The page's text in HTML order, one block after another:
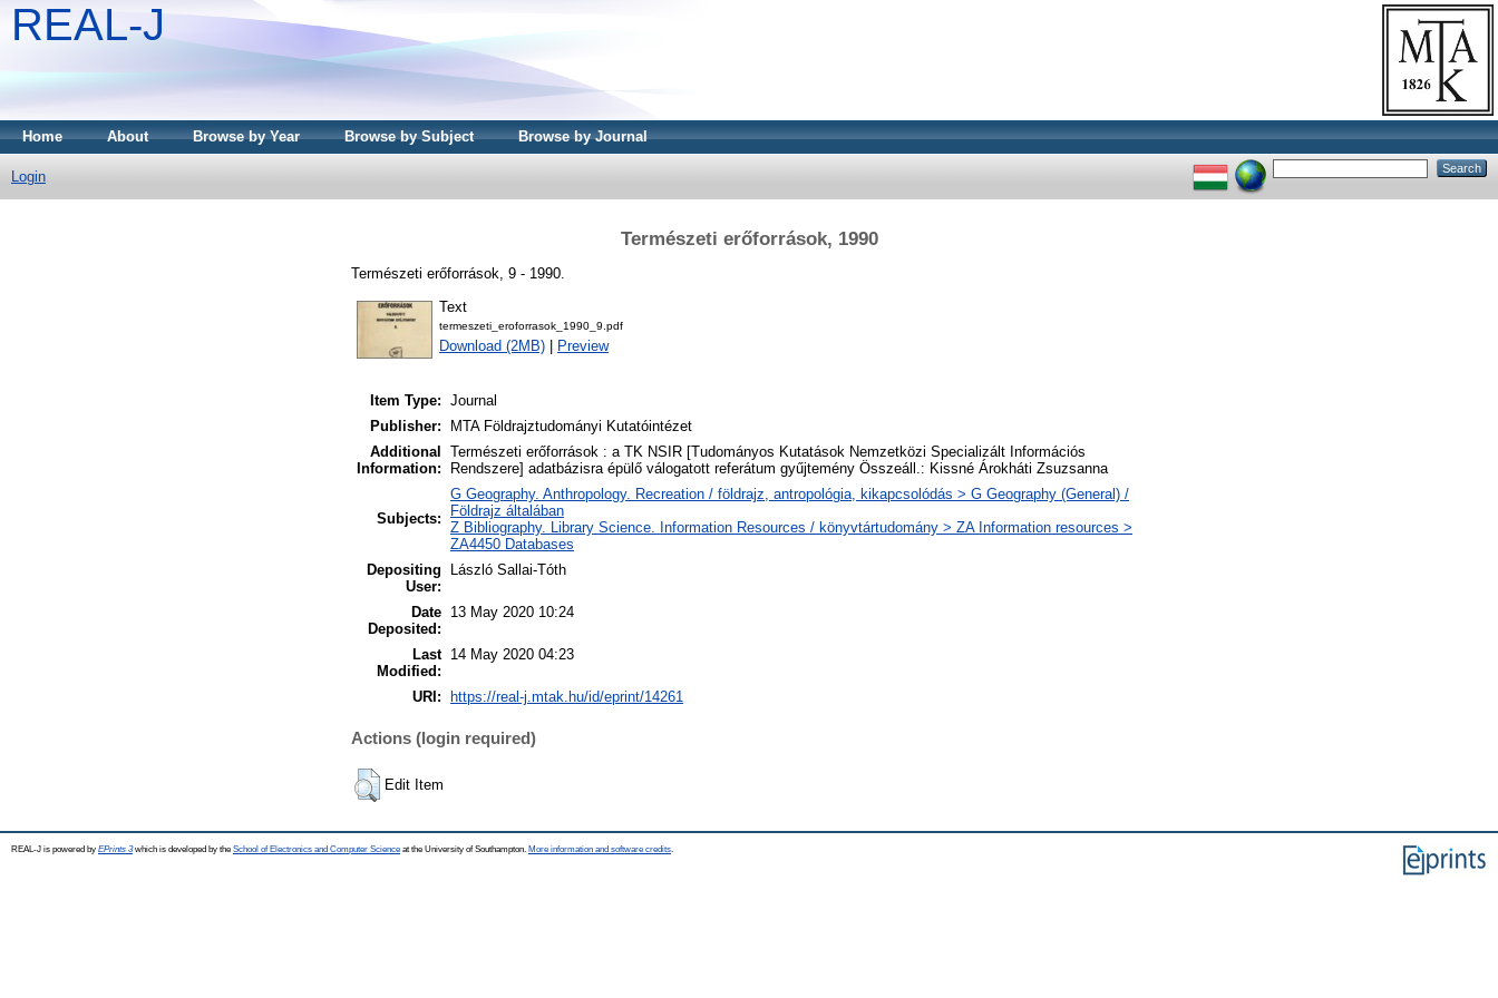
REAL-J
Home About Browse by Year Browse by Subject Browse by Journal
Login
Természeti erőforrások, 1990
Természeti erőforrások, 9 - 1990.
Text
termeszeti_eroforrasok_1990_9.pdf
Download (2MB) Preview
Item Type: Journal
Publisher:
MTA Földrajztudományi Kutatóintézet
Additional
Information:
Természeti erőforrások : a TK NSIR [Tudományos Kutatások Nemzetközi Specializált Információs
Rendszere] adatbázisra épülő válogatott referátum gyűjtemény Összeáll.: Kissné Árokháti Zsuzsanna
Subjects:
G Geography. Anthropology. Recreation / földrajz, antropológia, kikapcsolódás > G Geography (General) /
Földrajz általában
Z Bibliography. Library Science. Information Resources / könyvtártudomány > ZA Information resources >
ZA4450 Databases
Depositing
User:
László Sallai-Tóth
Date
Deposited:
13 May 2020 10:24
Last
Modified:
14 May 2020 04:23
URI: https://real-j.mtak.hu/id/eprint/14261
Actions (login required)
Edit Item
REAL-J is powered by EPrints 3which is developed by the School of Electronics and Computer Science at the University of Southampton. More information and software credits